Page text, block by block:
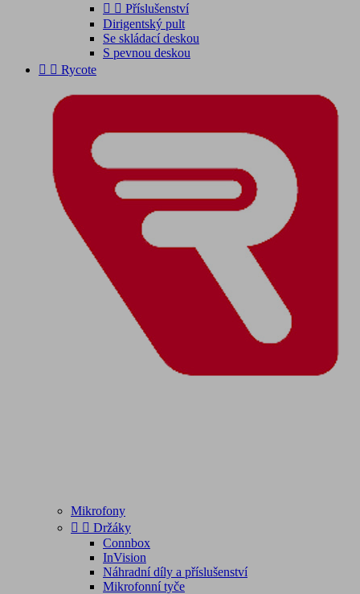
  Příslušenství
Dirigentský pult
Se skládací deskou
S pevnou deskou
  Rycote
Mikrofony
  Držáky
Connbox
InVision
Náhradní díly a příslušenství
Mikrofonní tyče